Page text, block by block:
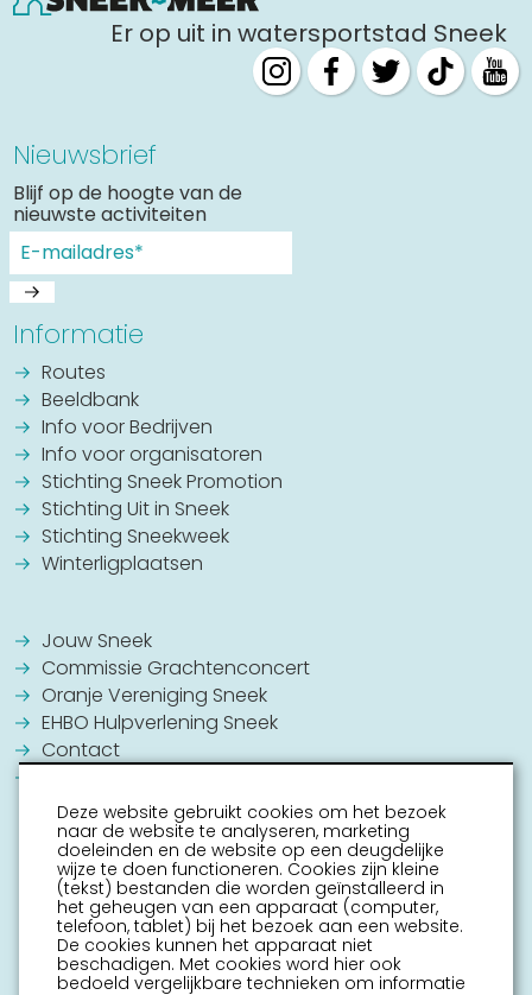
Er op uit in watersportstad Sneek
Nieuwsbrief
Blijf op de hoogte van de
nieuwste activiteiten
Informatie
Routes
Beeldbank
Info voor Bedrijven
Info voor organisatoren
Stichting Sneek Promotion
Stichting Uit in Sneek
Stichting Sneekweek
Winterligplaatsen
Jouw Sneek
Commissie Grachtenconcert
Oranje Vereniging Sneek
EHBO Hulpverlening Sneek
Contact
Deze website gebruikt cookies om het bezoek
naar de website te analyseren, marketing
doeleinden en de website op een deugdelijke
wijze te doen functioneren. Cookies zijn kleine
(tekst) bestanden die worden geïnstalleerd in
het geheugen van een apparaat (computer,
telefoon, tablet) bij het bezoek aan een website.
De cookies kunnen het apparaat niet
beschadigen. Met cookies word hier ook
bedoeld vergelijkbare technieken om informatie